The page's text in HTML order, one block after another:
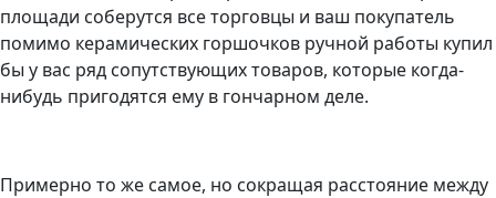
площади соберутся все торговцы и ваш покупатель
помимо керамических горшочков ручной работы купил
бы у вас ряд сопутствующих товаров, которые когда-
нибудь пригодятся ему в гончарном деле.
Примерно то же самое, но сокращая расстояние между